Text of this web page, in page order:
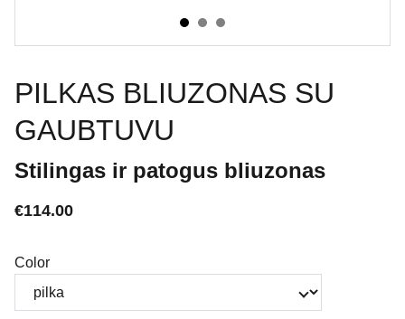
PILKAS BLIUZONAS SU
GAUBTUVU
Stilingas ir patogus bliuzonas
€114.00
Color